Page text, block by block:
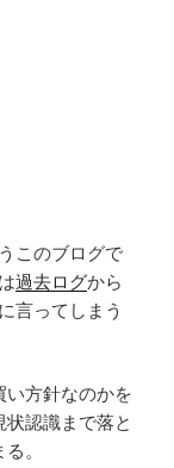
このブログで
過去ログから
言ってしまう
い方針なのかを
認識まで落と
。